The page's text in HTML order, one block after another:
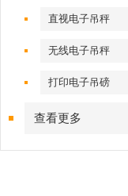
直视电子吊秤
无线电子吊秤
打印电子吊磅
查看更多